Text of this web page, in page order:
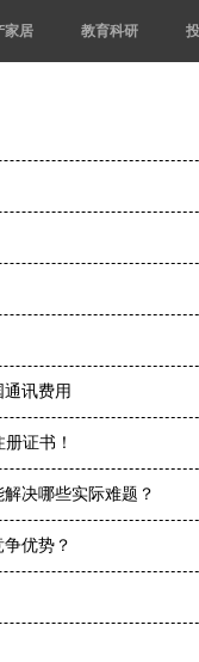
家居 教育科研
讯费用
证书！
决哪些实际难题？
优势？